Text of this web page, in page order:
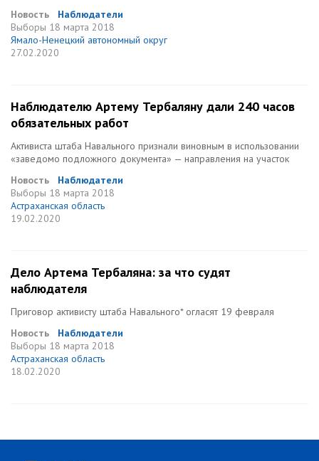
Новость
Наблюдатели
Выборы 18 марта 2018
Ямало-Ненецкий автономный округ
27.02.2020
Наблюдателю Артему Тербаляну дали 240 часов
обязательных работ
Активиста штаба Навального признали виновным в использовании
«заведомо подложного документа» — направления на участок
Новость
Наблюдатели
Выборы 18 марта 2018
Астраханская область
19.02.2020
Дело Артема Тербаляна: за что судят
наблюдателя
Приговор активисту штаба Навального* огласят 19 февраля
Новость
Наблюдатели
Выборы 18 марта 2018
Астраханская область
18.02.2020